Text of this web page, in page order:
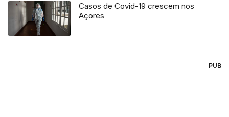
Casos de Covid-19 crescem nos
Açores
PUB